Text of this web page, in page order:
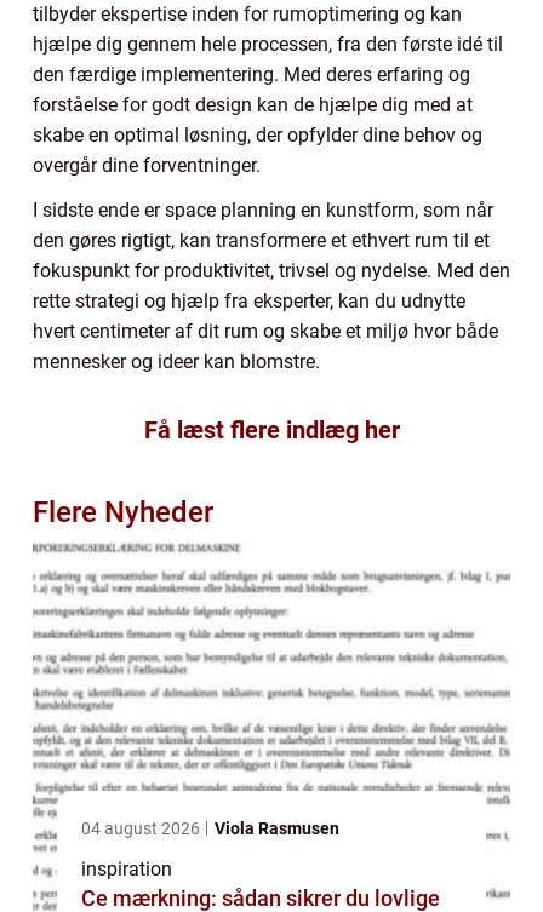
tilbyder ekspertise inden for rumoptimering og kan
hjælpe dig gennem hele processen, fra den første idé til
den færdige implementering. Med deres erfaring og
forståelse for godt design kan de hjælpe dig med at
skabe en optimal løsning, der opfylder dine behov og
overgår dine forventninger.
I sidste ende er space planning en kunstform, som når
den gøres rigtigt, kan transformere et ethvert rum til et
fokuspunkt for produktivitet, trivsel og nydelse. Med den
rette strategi og hjælp fra eksperter, kan du udnytte
hvert centimeter af dit rum og skabe et miljø hvor både
mennesker og ideer kan blomstre.
Få læst flere indlæg her
Flere Nyheder
04 august 2026 Viola Rasmusen
inspiration
Ce mærkning: sådan sikrer du lovlige